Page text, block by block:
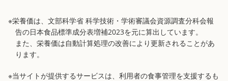
※栄養価は、文部科学省 科学技術・学術審議会資源調査分科会報
告の日本食品標準成分表増補2023を元に算出しています。
また、栄養価は自動計算処理の改善により更新されることがあ
ります。
※当サイトが提供するサービスは、利用者の食事管理を支援するも